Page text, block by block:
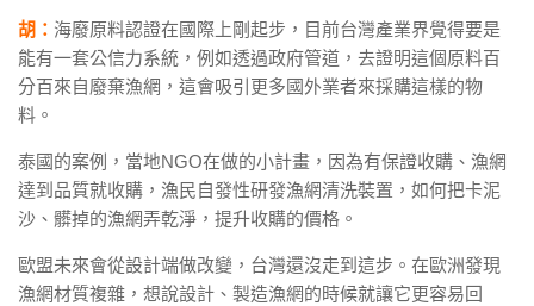
胡： 海廢原料認證在國際上剛起步，目前台灣產業界覺得要是
能有一套公信力系統，例如透過政府管道，去證明這個原料百
分百來自廢棄漁網，這會吸引更多國外業者來採購這樣的物
料。
泰國的案例，當地NGO在做的小計畫，因為有保證收購、漁網
達到品質就收購，漁民自發性研發漁網清洗裝置，如何把卡泥
沙、髒掉的漁網弄乾淨，提升收購的價格。
歐盟未來會從設計端做改變，台灣還沒走到這步。在歐洲發現
漁網材質複雜，想說設計、製造漁網的時候就讓它更容易回